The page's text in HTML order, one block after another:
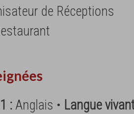
de Réceptions
:Anglais • Langue